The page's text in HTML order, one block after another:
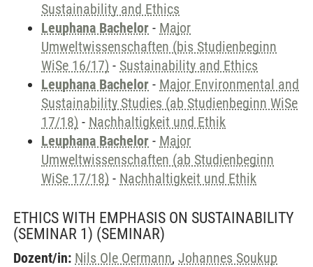
Sustainability and Ethics
Leuphana Bachelor - Major
Umweltwissenschaften (bis Studienbeginn
WiSe 16/17) - Sustainability and Ethics
Leuphana Bachelor - Major Environmental and
Sustainability Studies (ab Studienbeginn WiSe
17/18) - Nachhaltigkeit und Ethik
Leuphana Bachelor - Major
Umweltwissenschaften (ab Studienbeginn
WiSe 17/18) - Nachhaltigkeit und Ethik
ETHICS WITH EMPHASIS ON SUSTAINABILITY
(SEMINAR 1) (SEMINAR)
Dozent/in: Nils Ole Oermann, Johannes Soukup